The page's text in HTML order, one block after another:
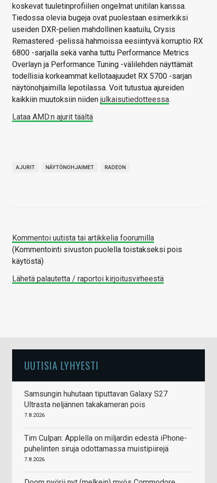
koskevat tuuletinprofiilien ongelmat unitilan kanssa.
Tiedossa olevia bugeja ovat puolestaan esimerkiksi
useiden DXR-pelien mahdollinen kaatuilu, Crysis
Remastered -pelissä hahmoissa eesiintyvä korruptio RX
6800 -sarjalla sekä vanha tuttu Performance Metrics
Overlayn ja Performance Tuning -välilehden näyttämät
todellisia korkeammat kellotaajuudet RX 5700 -sarjan
näytönohjaimilla lepotilassa. Voit tutustua ajureiden
kaikkiin muutoksiin niiden julkaisutiedotteessa.
Lataa AMD:n ajurit täältä
AJURIT NÄYTÖNOHJAIMET RADEON
Kommentoi uutista tai artikkelia foorumilla
(Kommentointi sivuston puolella toistakseksi pois
käytöstä)
Lähetä palautetta / raportoi kirjoitusvirheestä
UUTISIA LYHYESTI
Samsungin huhutaan tiputtavan Galaxy S27
Ultrasta neljännen takakameran pois
7.8.2026
Tim Culpan: Applella on miljardin edestä iPhone-
puhelinten siruja odottamassa muistipiirejä
7.8.2026